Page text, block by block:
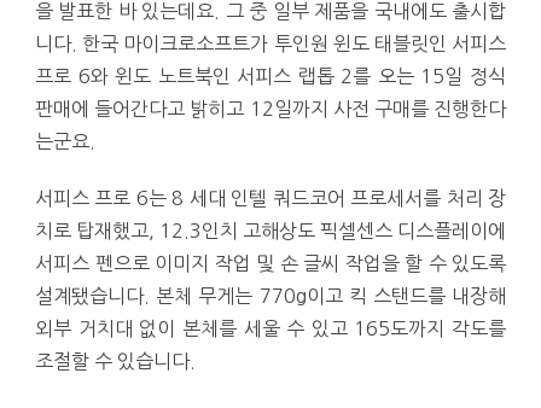
을 발표한 바 있는데요. 그 중 일부 제품을 국내에도 출시합
니다. 한국 마이크로소프트가 투인원 윈도 태블릿인 서피스
프로 6와 윈도 노트북인 서피스 랩톱 2를 오는 15일 정식
판매에 들어간다고 밝히고 12일까지 사전 구매를 진행한다
는군요.
서피스 프로 6는 8 세대 인텔 쿼드코어 프로세서를 처리 장
치로 탑재했고, 12.3인치 고해상도 픽셀센스 디스플레이에
서피스 펜으로 이미지 작업 및 손 글씨 작업을 할 수 있도록
설계됐습니다. 본체 무게는 770g이고 킥 스탠드를 내장해
외부 거치대 없이 본체를 세울 수 있고 165도까지 각도를
조절할 수 있습니다.